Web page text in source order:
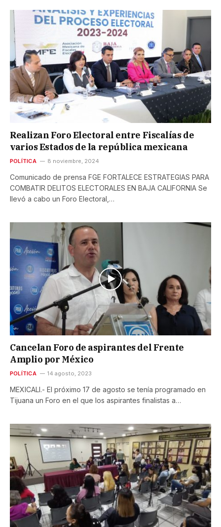
Realizan Foro Electoral entre Fiscalías de
varios Estados de la república mexicana
POLÍTICA 8 noviembre, 2024
Comunicado de prensa FGE FORTALECE ESTRATEGIAS PARA
COMBATIR DELITOS ELECTORALES EN BAJA CALIFORNIA Se
llevó a cabo un Foro Electoral,…
Cancelan Foro de aspirantes del Frente
Amplio por México
POLÍTICA 14 agosto, 2023
MEXICALI.- El próximo 17 de agosto se tenía programado en
Tijuana un Foro en el que los aspirantes finalistas a…